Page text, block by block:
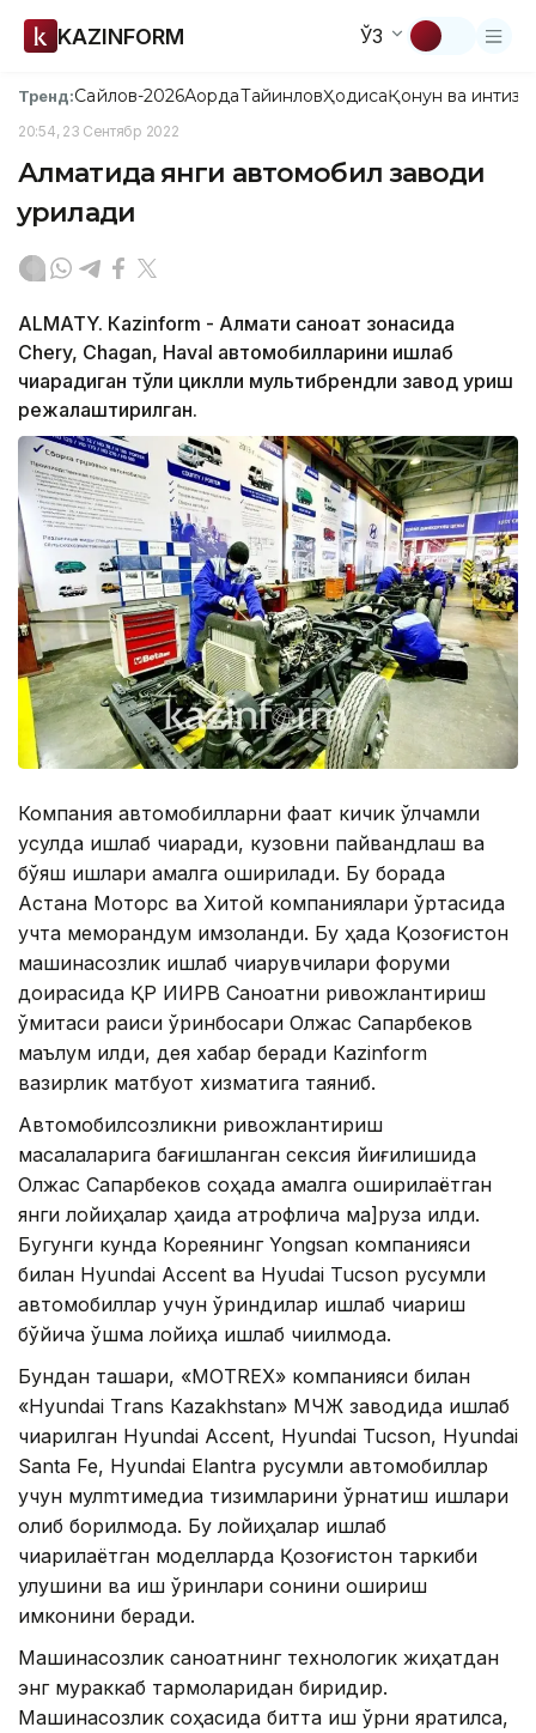
KAZINFORM ЎЗ
Тренд:Сайлов-2026АқордаТайинловҲодисаҚонун ва
20:54, 23 Сентябр 2022
Алматида янги автомобил заводи
қурилади
ALMATY. Кazinform - Алмати саноат зонасида
Chery, Chagan, Haval автомобилларини ишлаб
чиқарадиган тўлиқ циклли мультибрендли завод қуриш
режалаштирилган.
Компания автомобилларни фақат кичик ўлчамли
усулда ишлаб чиқаради, кузовни пайвандлаш ва
бўяш ишлари амалга оширилади. Бу борада
Астана Моторс ва Хитой компаниялари ўртасида
учта меморандум имзоланди. Бу ҳақда Қозоғистон
машинасозлик ишлаб чиқарувчилари форуми
доирасида ҚР ИИРВ Саноатни ривожлантириш
қўмитаси раиси ўринбосари Олжас Сапарбеков
маълум қилди, дея хабар беради Кazinform
вазирлик матбуот хизматига таяниб.
Автомобилсозликни ривожлантириш
масалаларига бағишланган сексия йиғилишида
Олжас Сапарбеков соҳада амалга оширилаётган
янги лойиҳалар ҳақида атрофлича ма]руза қилди.
Бугунги кунда Кореянинг Yongsan компанияси
билан Hyundai Аccent ва Hyudai Tucson русумли
автомобиллар учун ўриндиқлар ишлаб чиқариш
бўйича қўшма лойиҳа ишлаб чиқилмоқда.
Бундан ташқари, «МОТRЕХ» компанияси билан
«Hyundai Тrans Кazakhstan» МЧЖ заводида ишлаб
чиқарилган Hyundai Аccеnt, Hyundai Tucson, Hyundai
Santa Fe, Hyundai Elantra русумли автомобиллар
учун мулmтимедиа тизимларини ўрнатиш ишлари
олиб борилмоқда. Бу лойиҳалар ишлаб
чиқарилаётган моделларда Қозоғистон таркиби
улушини ва иш ўринлари сонини ошириш
имконини беради.
Машинасозлик саноатнинг технологик жиҳатдан
энг мураккаб тармоқларидан биридир.
Машинасозлик соҳасида битта иш ўрни яратилса,